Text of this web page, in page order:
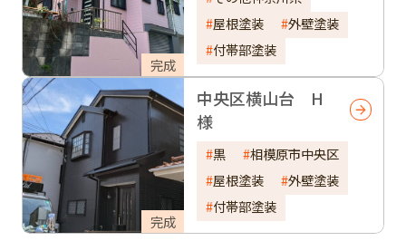
完成
屋根塗装
外壁塗装
付帯部塗装
完成
中央区横山台 H
様
黒
相模原市中央区
屋根塗装
外壁塗装
付帯部塗装